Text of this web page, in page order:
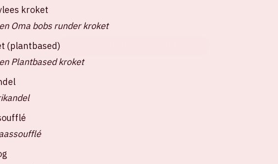
kroket
Oma bobs runder kroket
(plantbased)
Plantbased kroket